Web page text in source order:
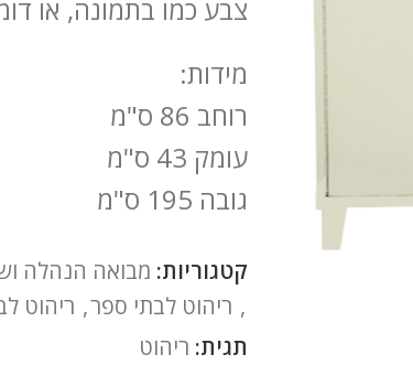
צבע כמו בתמונה, או
מידות:
רוחב 86 ס"מ
עומק 43 ס"מ
גובה 195 ס"מ
קטגוריות: מבואה הנהלה
, ריהוט לבתי ספר, ריהוט
תגית: ריהוט